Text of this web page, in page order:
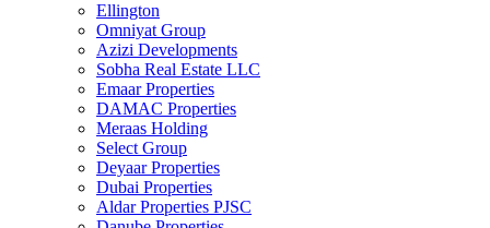
Ellington
Omniyat Group
Azizi Developments
Sobha Real Estate LLC
Emaar Properties
DAMAC Properties
Meraas Holding
Select Group
Deyaar Properties
Dubai Properties
Aldar Properties PJSC